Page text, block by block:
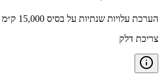
הערכת עלויות שנתיות על בסיס 15,000 ק״מ בשנה
צריכת דלק